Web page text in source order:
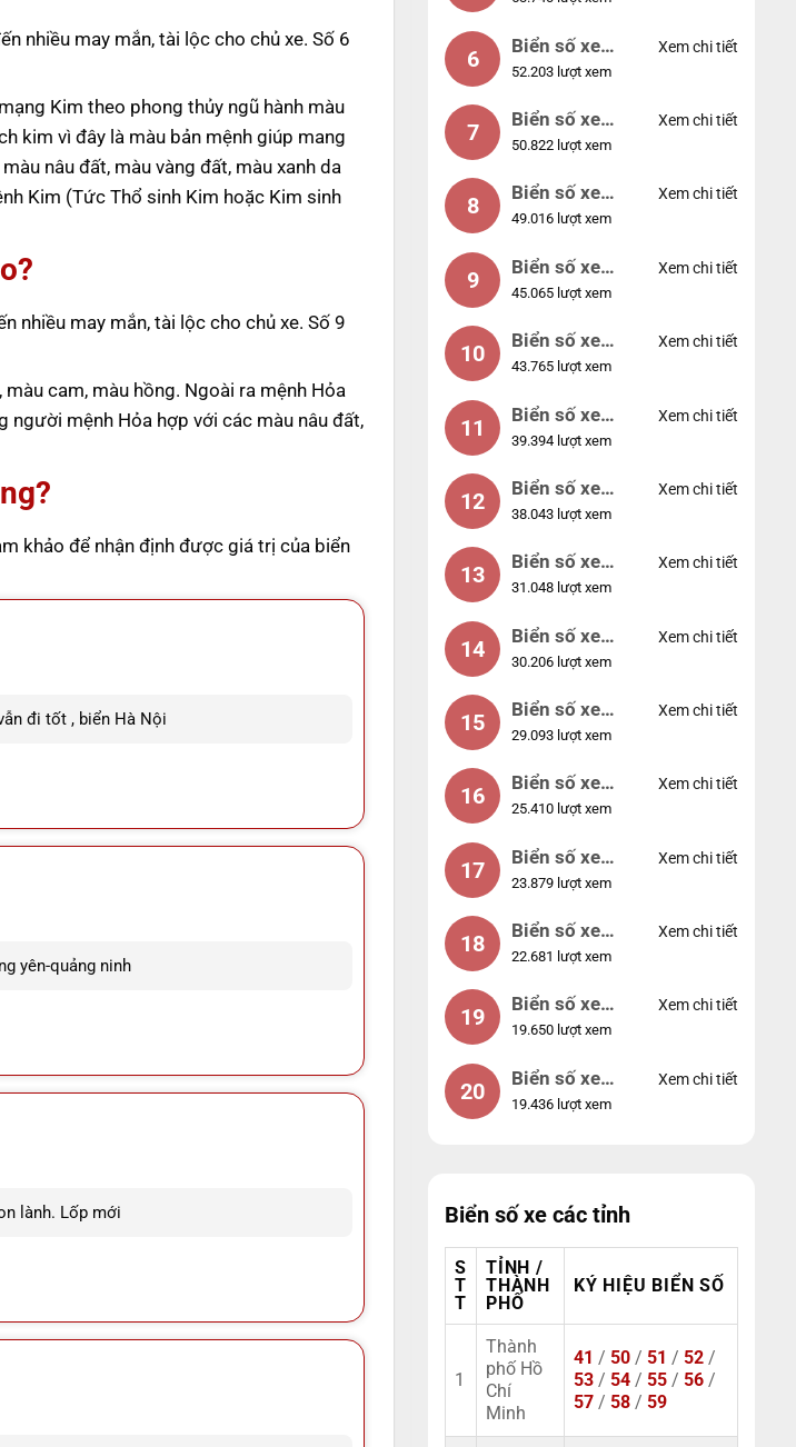
nhiều may mắn, tài lộc cho chủ xe. Số 6
Kim theo phong thủy ngũ hành màu
kim vì đây là màu bản mệnh giúp mang
nâu đất, màu vàng đất, màu xanh da
Kim (Tức Thổ sinh Kim hoặc Kim sinh
nhiều may mắn, tài lộc cho chủ xe. Số 9
cam, màu hồng. Ngoài ra mệnh Hỏa
người mệnh Hỏa hợp với các màu nâu đất,
khảo để nhận định được giá trị của biển
đi tốt , biển Hà Nội
yên-quảng ninh
lành. Lốp mới
6
Biển số xe
11111
52.203 lượt xem
Xem chi tiết
7
Biển số xe
44444
50.822 lượt xem
Xem chi tiết
8
Biển số xe
77777
49.016 lượt xem
Xem chi tiết
9
Biển số xe
55555
45.065 lượt xem
Xem chi tiết
10
Biển số xe
56789
43.765 lượt xem
Xem chi tiết
11
Biển số xe
01234
39.394 lượt xem
Xem chi tiết
12
Biển số xe
33333
38.043 lượt xem
Xem chi tiết
13
Biển số xe
22222
31.048 lượt xem
Xem chi tiết
14
Biển số xe
14953
30.206 lượt xem
Xem chi tiết
15
Biển số xe
24953
29.093 lượt xem
Xem chi tiết
16
Biển số xe
49053
25.410 lượt xem
Xem chi tiết
17
Biển số xe
44953
23.879 lượt xem
Xem chi tiết
18
Biển số xe
74953
22.681 lượt xem
Xem chi tiết
19
Biển số xe
99998
19.650 lượt xem
Xem chi tiết
20
Biển số xe
25525
19.436 lượt xem
Xem chi tiết
Biển số xe các tỉnh
S
T
T
TỈNH /
THÀNH
PHỐ
KÝ HIỆU BIỂN SỐ
1
Thành
phố Hồ
Chí
Minh
41 / 50 / 51 / 52 /
53 / 54 / 55 / 56 /
57 / 58 / 59